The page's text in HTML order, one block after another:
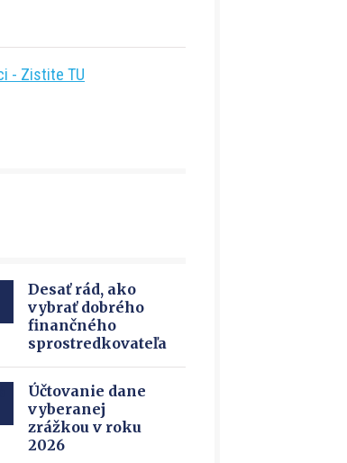
- Zistite TU
Desať rád, ako
vybrať dobrého
finančného
sprostredkovateľa
Účtovanie dane
vyberanej
zrážkou v roku
2026